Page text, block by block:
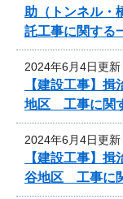
助（トンネル・
託工事に関する
2024年6月4日更新
【建設工事】
地区 工事に関
2024年6月4日更新
【建設工事】
谷地区 工事に